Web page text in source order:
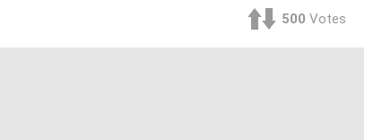
500 Votes